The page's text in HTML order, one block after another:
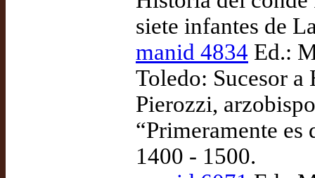
siete infantes de
manid 4834 Ed.:
Toledo: Sucesor
Pierozzi,
“Primeramente
1400 - 1500.